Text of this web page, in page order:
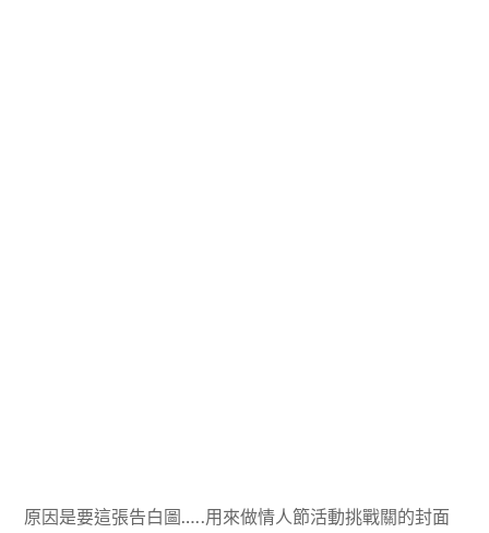
原因是要這張告白圖…..用來做情人節活動挑戰關的封面